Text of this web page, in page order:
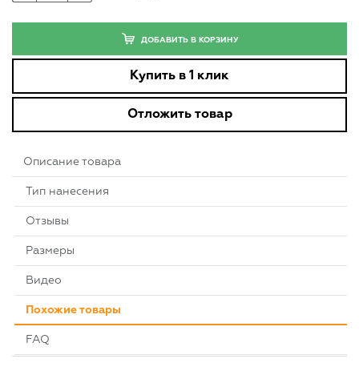
ДОБАВИТЬ В КОРЗИНУ
Купить в 1 клик
Отложить товар
Описание товара
Тип нанесения
Отзывы
Размеры
Видео
Похожие товары
FAQ